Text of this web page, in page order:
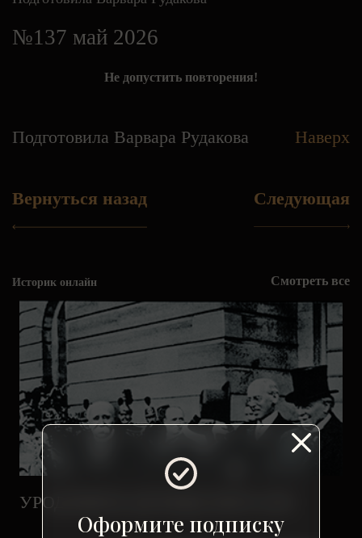
№137 май 2026
Не допустить повторения!
Подготовила Варвара Рудакова Наверх
Вернуться назад Следующая
Историк онлайн Смотреть все
УРОДЛИВОЕ ДЕТИЩЕ ВЕРСАЛЯ
Оформите подписку